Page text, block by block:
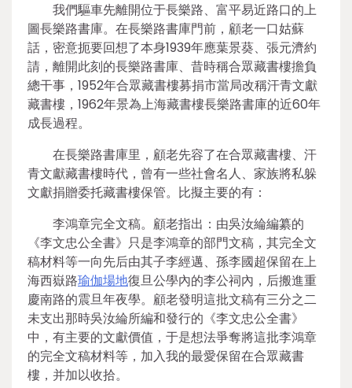
我們驅車先離開位于長樂路、富平易近路口的上
圖長樂路書庫。在長樂路書庫門前，顧老一口姑蘇
話，密意扼要回想了本身1939年應葉景葵、張元濟約
請，離開此刻的長樂路書庫、昔時稱合眾藏書樓擔負
總干事，1952年合眾藏書樓募捐市當局改稱汗青文獻
藏書樓，1962年景為上海藏書樓長樂路書庫的近60年
成長過程。
在長樂路書庫里，顧老先容了在合眾藏書樓、汗
青文獻藏書樓時代，曾有一些社會名人、家族將私躲
文獻捐贈委托藏書樓保管。比擬主要的有：
李鴻章完全文稿。顧老指出：由吳汝綸編纂的
《李文忠公全書》只是李鴻章的部門文稿，其完全文
稿材料等一向先后由其子李經邁、孫李國超保留在上
海西嶽路瑜伽場地復旦公學內的李公祠內，后搬進重
慶南路的震旦年夜學。顧老發明這批文稿有三分之二
未支出那時吳汝綸所編和發行的《李文忠公全書》
中，有主要的文獻價值，于是想法爭奪將這批李鴻章
的完全文稿材料等，加入我的最愛保留在合眾藏書
樓，并加以收拾。